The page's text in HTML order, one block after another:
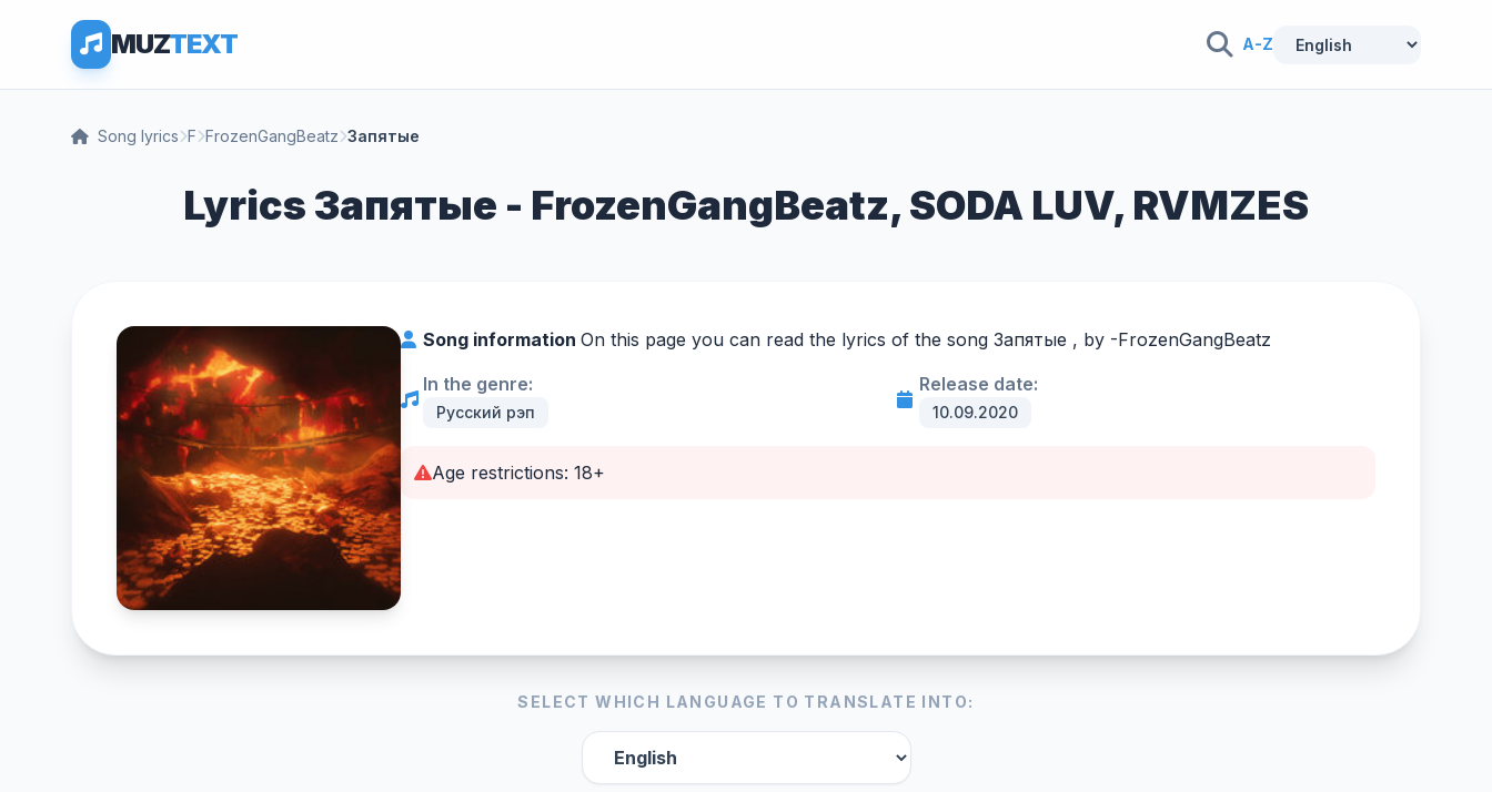
MUZTEXT A-Z
Song lyrics F FrozenGangBeatz Запятые
Lyrics Запятые - FrozenGangBeatz, SODA LUV, RVMZES
Song information On this page you can read the lyrics of the song Запятые , by -FrozenGangBeatz
In the genre:
Русский рэп
Release date:
10.09.2020
Age restrictions: 18+
SELECT WHICH LANGUAGE TO TRANSLATE INTO: